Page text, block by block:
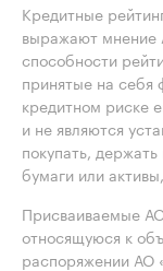
Кредитные
выражают мнение
способности
принятые на себя
кредитном риске
и не являются
покупать,
бумаги или
Присваиваемые
относящуюся к
распоряжении АО